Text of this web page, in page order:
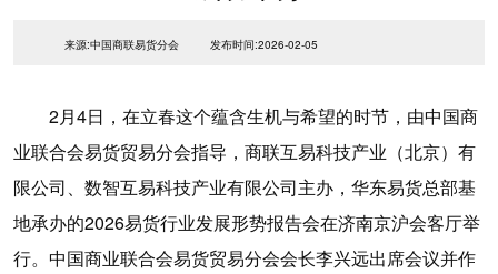
来源:中国商联易货分会 发布时间:2026-02-05
2月4日，在立春这个蕴含生机与希望的时节，由中国商
业联合会易货贸易分会指导，商联互易科技产业（北京）有
限公司、数智互易科技产业有限公司主办，华东易货总部基
地承办的2026易货行业发展形势报告会在济南京沪会客厅举
行。中国商业联合会易货贸易分会会长李兴远出席会议并作